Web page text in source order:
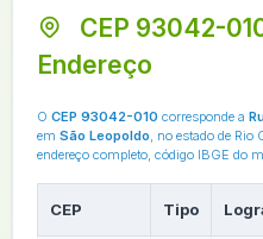
CEP 93042-
Endereço
O CEP 93042-010 corresponde a
em São Leopoldo, no estado de Rio
endereço completo, código IBGE do
CEP Tipo